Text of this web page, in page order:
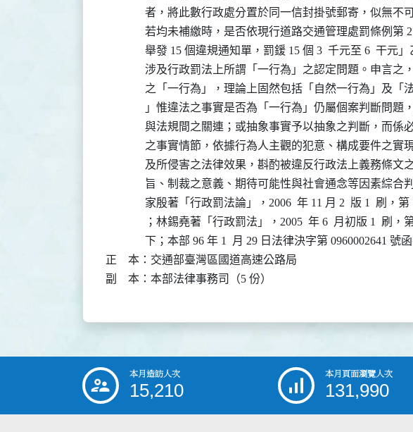
者，將此數行政處分置於同一信封掛號郵寄，似無不
若均未補繳時，是否依現行道路交通管理處罰條例第
舉發 15 個違規通知單，罰鍰 15 個 3  千元至 6  干元
涉及行政罰法上所謂「一行為」之認定問題。申言
之「一行為」，理論上固然包括「自然一行為」及
」惟違法之事實是否為「一行為」仍屬個案判斷問
與法規間之關連；或抽象事實予以抽象之判斷，而
之事實情節，依據行為人主觀的犯意、構成要件之
及所侵害之法律效果，斟酌被違反行政法上義務條
旨、制裁之意義、期待可能性與社會通念等因素綜
家殷著「行政罰法論」，2006  年 11 月 2  版 1  刷，第
；林錫堯著「行政罰法」，2005  年 6  月初版 1  刷，
下；本部 96 年 1  月 29 日法律決字第 0960002641 號
正    本：交通部臺灣區國道高速公路局
副    本：本部法律事務司（5 份）
::: 本月造訪人次
15,210
本月頁面瀏覽人次
131,990